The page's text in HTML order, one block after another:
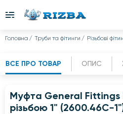
Головна Труби та фітинги Різьбові
ВСЕ ПРО ТОВАР ОПИС
Муфта General Fittings
різьбою 1" (2600.46C-